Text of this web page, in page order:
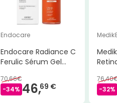
Endocare
Endocare Radiance C
Ferulic Sérum Gel
70,66€
-34% 46,69 €
-32%